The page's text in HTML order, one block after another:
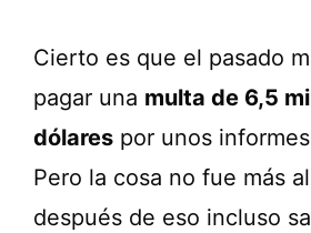
Cierto es que el pasado
pagar una multa de 6,5
dólares por unos
Pero la cosa no fue más
después de eso incluso